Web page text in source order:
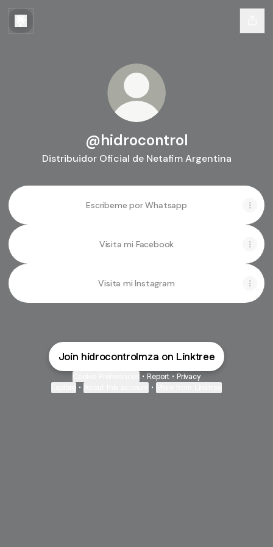
@hidrocontrol
Distribuidor Oficial de Netafim Argentina
Escribeme por Whatsapp
Visita mi Facebook
Visita mi Instagram
Join hidrocontrolmza on Linktree
• Report • Privacy
• •